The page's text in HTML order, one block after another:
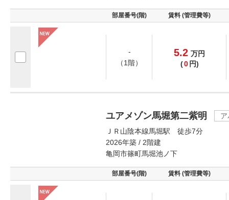
部屋番号(階) 賃料 (管理費等)
-
（1階）
5.2 万円
(0 円)
ユアメゾン馬堀第二紫明
ＪＲ山陰本線馬堀駅 徒歩7分
2026年築 / 2階建
亀岡市篠町馬堀池ノ下
部屋番号(階) 賃料 (管理費等)